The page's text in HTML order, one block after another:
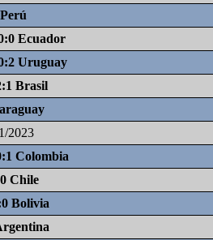
Ecuador
Uruguay
Brasil
2023
Colombia
Chile
Bolivia